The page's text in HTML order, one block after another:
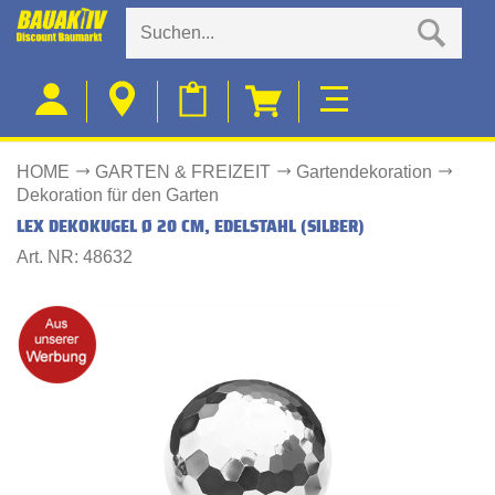
HOME GARTEN & FREIZEIT
Gartendekoration
Dekoration für den Garten
LEX DEKOKUGEL Ø 20 CM, EDELSTAHL (SILBER)
Art. NR: 48632